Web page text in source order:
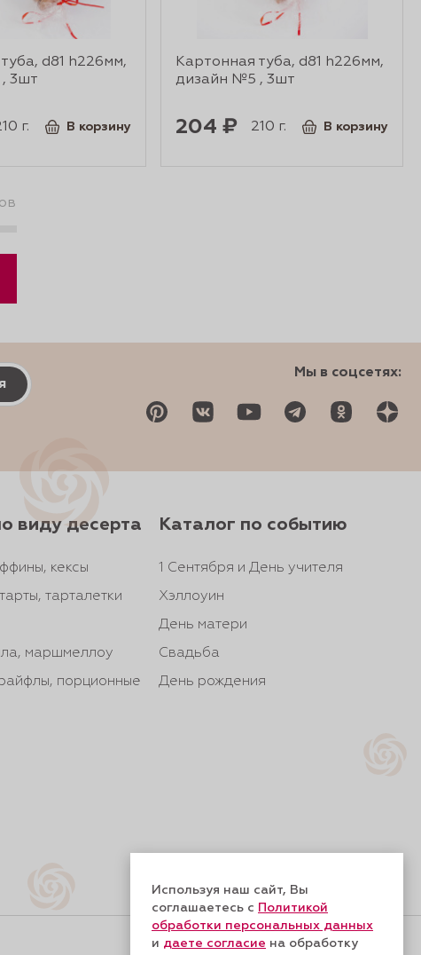
d81 h226мм,
3шт
г. В корзину
Картонная туба, d81 h226мм,
дизайн №5 , 3шт
204 ₽ 210 г. В корзину
Мы в соцсетях:
виду десерта
кексы
тарталетки
маршмеллоу
порционные
Каталог по событию
1 Сентября и День учителя
Хэллоуин
День матери
Свадьба
День рождения
Используя наш сайт, Вы
соглашаетесь с Политикой
обработки персональных данных
и даете согласие на обработку